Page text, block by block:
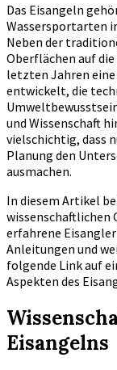
Das Eisangeln
Wassersportarten
Neben der
Oberflächen auf
letzten Jahren eine
entwickelt, die
und Wissenschaft
vielschichtig, dass
Planung den
ausmachen.
In diesem Artikel
wissenschaftlichen
erfahrene
Anleitungen und
folgende Link auf
Aspekten des
Eisangelns